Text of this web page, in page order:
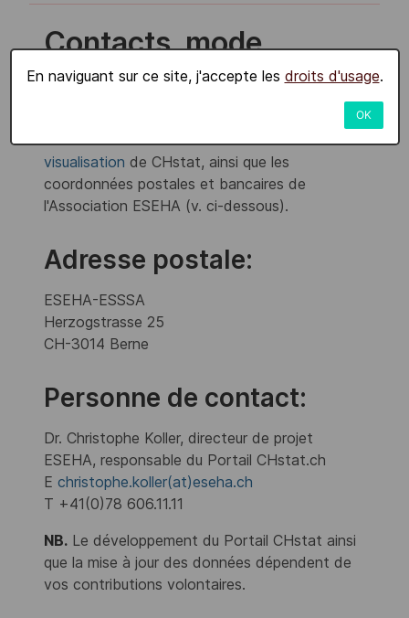
Contacts, mode
d'emploi
Cette partie contient des modes d'emploi sous
formes devidéoset dedémos des outils de
visualisation de CHstat, ainsi que les
coordonnées postales et bancaires de
l'Association ESEHA (v. ci-dessous).
Adresse postale:
ESEHA-ESSSA
Herzogstrasse 25
CH-3014 Berne
Personne de contact:
Dr. Christophe Koller, directeur de projet
ESEHA, responsable du Portail CHstat.ch
E christophe.koller(at)eseha.ch
T +41(0)78 606.11.11
NB. Le développement du Portail CHstat ainsi
que la mise à jour des données dépendent de
vos contributions volontaires.
En naviguant sur ce site, j'accepte les droits d'usage.
OK